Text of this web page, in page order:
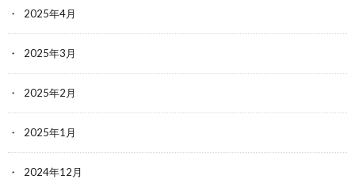
2025年4月
2025年3月
2025年2月
2025年1月
2024年12月